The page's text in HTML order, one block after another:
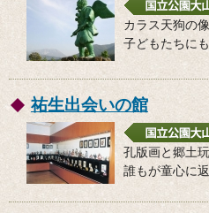
カラス天狗の
子どもたちに
祐生出会いの館
孔版画と郷土
誰もが童心に